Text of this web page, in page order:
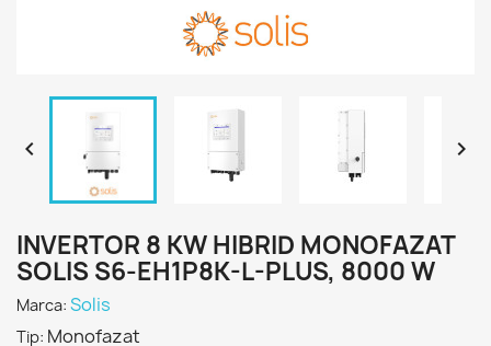
 
INVERTOR 8 KW HIBRID MONOFAZAT
SOLIS S6-EH1P8K-L-PLUS, 8000 W
Marca: Solis
Tip: Monofazat